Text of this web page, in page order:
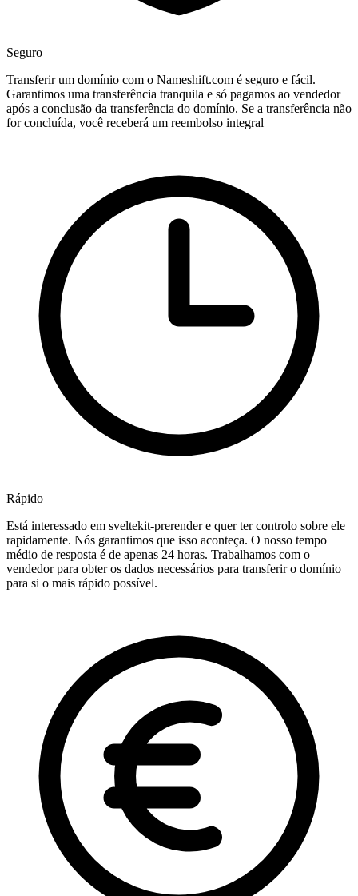
Seguro
Transferir um domínio com o Nameshift.com é seguro e fácil.
Garantimos uma transferência tranquila e só pagamos ao vendedor
após a conclusão da transferência do domínio. Se a transferência não
for concluída, você receberá um reembolso integral
Rápido
Está interessado em sveltekit-prerender e quer ter controlo sobre ele
rapidamente. Nós garantimos que isso aconteça. O nosso tempo
médio de resposta é de apenas 24 horas. Trabalhamos com o
vendedor para obter os dados necessários para transferir o domínio
para si o mais rápido possível.